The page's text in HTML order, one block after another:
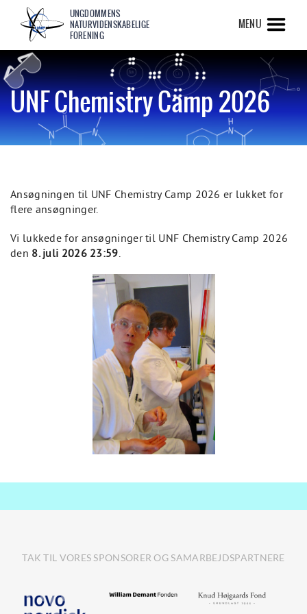
UNGDOMMENS
NATURVIDENSKABELIGE
FORENING
MENU
UNF Chemistry Camp 2026
Ansøgningen til UNF Chemistry Camp 2026 er lukket for
flere ansøgninger.
Vi lukkede for ansøgninger til UNF Chemistry Camp 2026
den 8. juli 2026 23:59.
TAK TIL VORES SPONSORER OG SAMARBEJDSPARTNERE